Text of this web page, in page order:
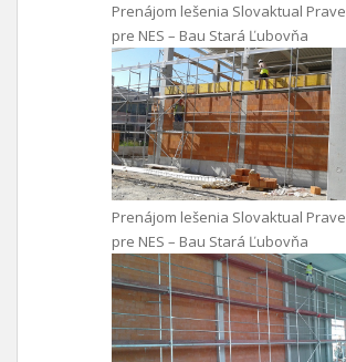
Prenájom lešenia Slovaktual
pre NES – Bau Stará Ľubovňa
Prenájom lešenia Slovaktual
pre NES – Bau Stará Ľubovňa